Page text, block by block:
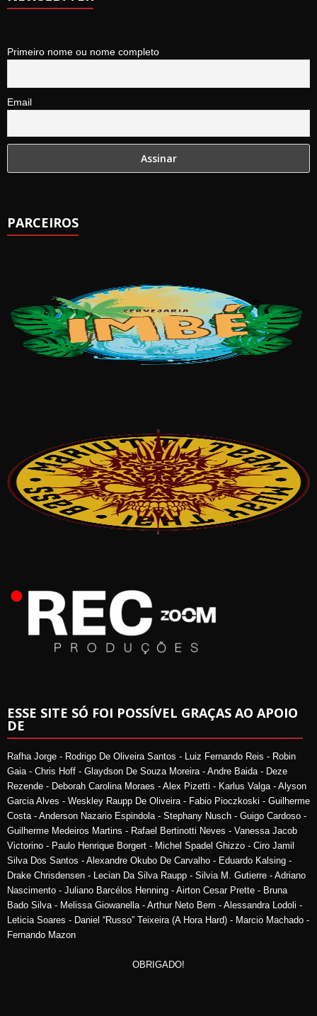
Primeiro nome ou nome completo
Email
PARCEIROS
ESSE SITE SÓ FOI POSSÍVEL GRAÇAS AO APOIO
DE
Rafha Jorge - Rodrigo De Oliveira Santos - Luiz Fernando Reis - Robin
Gaia - Chris Hoff - Glaydson De Souza Moreira - Andre Baida - Deze
Rezende - Deborah Carolina Moraes - Alex Pizetti - Karlus Valga - Alyson
Garcia Alves - Weskley Raupp De Oliveira - Fabio Pioczkoski - Guilherme
Costa - Anderson Nazario Espindola - Stephany Nusch - Guigo Cardoso -
Guilherme Medeiros Martins - Rafael Bertinotti Neves - Vanessa Jacob
Victorino - Paulo Henrique Borgert - Michel Spadel Ghizzo - Ciro Jamil
Silva Dos Santos - Alexandre Okubo De Carvalho - Eduardo Kalsing -
Drake Chrisdensen - Lecian Da Silva Raupp - Silvia M. Gutierre - Adriano
Nascimento - Juliano Barcélos Henning - Airton Cesar Prette - Bruna
Bado Silva - Melissa Giowanella - Arthur Neto Bem - Alessandra Lodoli -
Leticia Soares - Daniel “Russo” Teixeira (A Hora Hard) - Marcio Machado -
Fernando Mazon
OBRIGADO!